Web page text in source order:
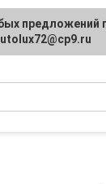
и
предложений